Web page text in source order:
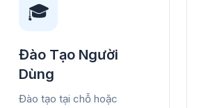
🎓
Đào Tạo Người
Dùng
Đào tạo tại chỗ hoặc